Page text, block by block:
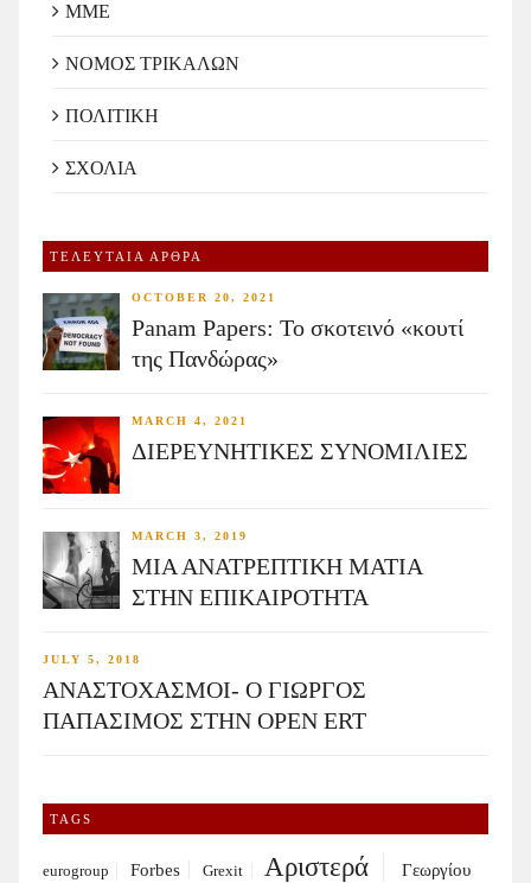
ΜΜΕ
ΝΟΜΟΣ ΤΡΙΚΑΛΩΝ
ΠΟΛΙΤΙΚΗ
ΣΧΟΛΙΑ
ΤΕΛΕΥΤΑΙΑ ΑΡΘΡΑ
OCTOBER 20, 2021
Panam Papers: Το σκοτεινό «κουτί
της Πανδώρας»
MARCH 4, 2021
ΔΙΕΡΕΥΝΗΤΙΚΕΣ ΣΥΝΟΜΙΛΙΕΣ
MARCH 3, 2019
ΜΙΑ ΑΝΑΤΡΕΠΤΙΚΗ ΜΑΤΙΑ
ΣΤΗΝ ΕΠΙΚΑΙΡΟΤΗΤΑ
JULY 5, 2018
ΑΝΑΣΤΟΧΑΣΜΟΙ- Ο ΓΙΩΡΓΟΣ
ΠΑΠΑΣΙΜΟΣ ΣΤΗΝ OPEN ERT
TAGS
eurogroup Forbes Grexit Αριστερά Γεωργίου